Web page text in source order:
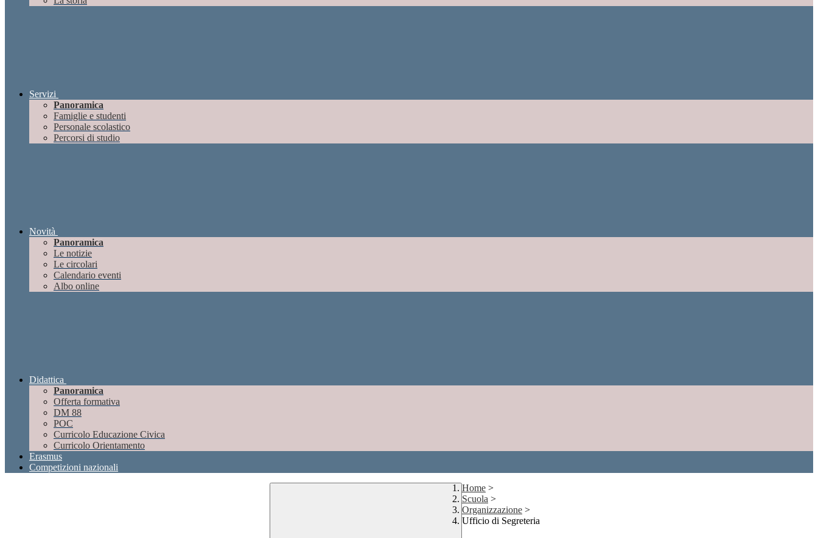
Servizi
Panoramica
Famiglie e studenti
Personale scolastico
Percorsi di studio
Novità
Panoramica
Le notizie
Le circolari
Calendario eventi
Albo online
Didattica
Panoramica
Offerta formativa
DM 88
POC
Curricolo Educazione Civica
Curricolo Orientamento
Erasmus
Competizioni nazionali
Home >
Scuola >
Organizzazione >
Ufficio di Segreteria